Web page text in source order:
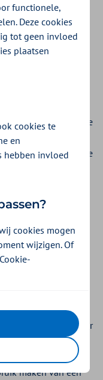
teststrip categorie
teststrip categorie
en
of
in. Op basis van
voor
maken van een
functionele,
Deze cookies
tot geen invloed
plaatsen
cookies te
en
hebben invloed
cookies mogen
wijzigen. Of